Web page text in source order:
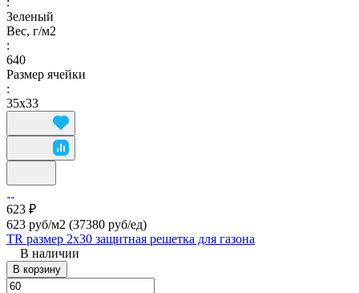
Зеленый
Вес, г/м2
:
640
Размер ячейки
:
35х33
623 ₽
623 руб/м2 (37380 руб/eд)
TR размер 2х30 защитная решетка для газона
В наличии
В корзину